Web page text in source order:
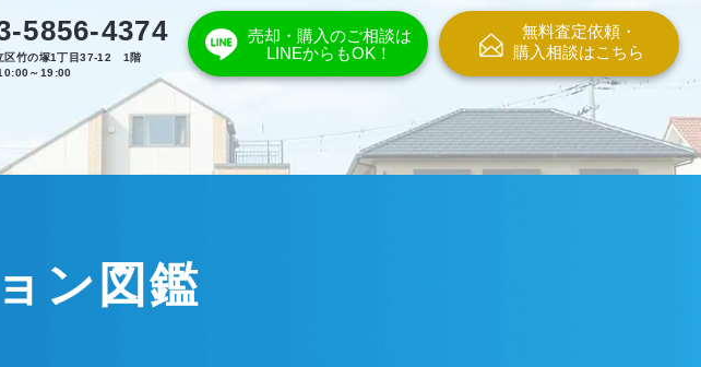
5856-4374
区竹の塚1丁目37-12 1階
～19:00
売却・購入のご相談は
LINEからもOK！
無料査定依頼・
購入相談はこちら
ン図鑑